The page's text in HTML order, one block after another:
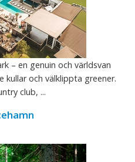
– en genuin och världsvan
och välklippta greener.
club, ...